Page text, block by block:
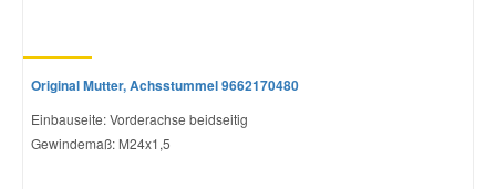
Original Mutter, Achsstummel 9662170480
Einbauseite: Vorderachse beidseitig
Gewindemaß: M24x1,5